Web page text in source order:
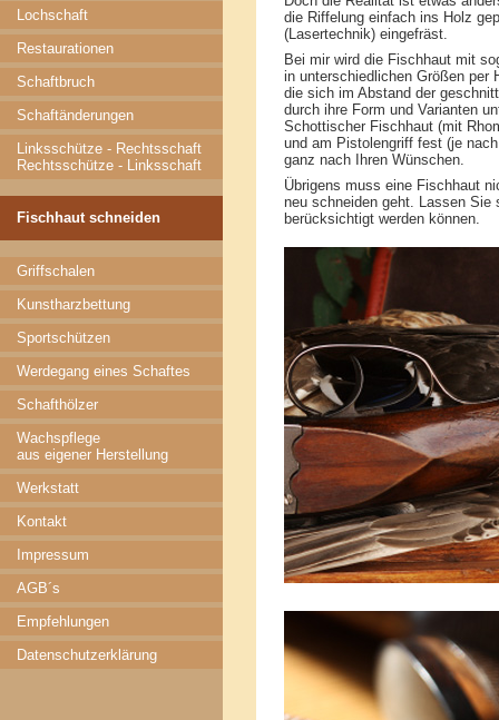
Lochschaft
Restaurationen
Schaftbruch
Schaftänderungen
Linksschütze - Rechtsschaft
Rechtsschütze - Linksschaft
Fischhaut schneiden
Griffschalen
Kunstharzbettung
Sportschützen
Werdegang eines Schaftes
Schafthölzer
Wachspflege
aus eigener Herstellung
Werkstatt
Kontakt
Impressum
AGB´s
Empfehlungen
Datenschutzerklärung
die Riffelung einfach ins Holz
(Lasertechnik) eingefräst.
Bei mir wird die Fischhaut mit
in unterschiedlichen Größen per
die sich im Abstand der
durch ihre Form und Varianten
Schottischer Fischhaut (mit
und am Pistolengriff fest (je
ganz nach Ihren Wünschen.
Übrigens muss eine Fischhaut
neu schneiden geht. Lassen
berücksichtigt werden können.